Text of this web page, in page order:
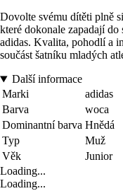
Dovolte svému dítěti plně
které dokonale zapadají
adidas. Kvalita, pohodlí a
součást šatníku mladých
Další informace
Marki
adidas
Barva
woca
Dominantní barva Hnědá
Typ
Muž
Věk
Junior
Loading...
Loading...